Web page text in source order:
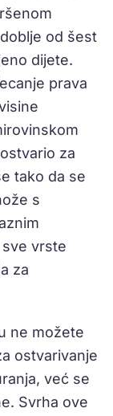
od šest
dijete.
prava
za
tako da se
s
vrste
za
ne možete
ostvarivanje
već se
Svrha ove